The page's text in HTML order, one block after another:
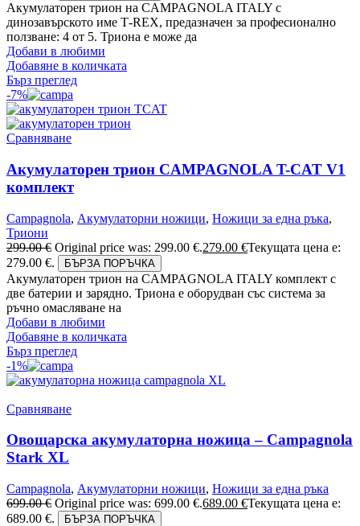
Акумулаторен трион на CAMPAGNOLA ITALY с
динозавърското име Т-REX, предазначен за професионално
ползване: 4 от 5. Триона е може да
Добави в любими
Добавяне в количката
Бърз преглед
-7%
Сравняване
Акумулаторен трион CAMPAGNOLA T-CAT V1
комплект
Campagnola, Акумулаторни ножици, Ножици за една ръка,
Триони
299.00€ Original price was: 299.00 €.279.00 €Текущата цена е:
279.00 €.
БЪРЗА ПОРЪЧКА
Акумулаторен трион на CAMPAGNOLA ITALY комплект с
две батерии и зарядно. Триона е оборудван със система за
ръчно омасляване на
Добави в любими
Добавяне в количката
Бърз преглед
-1%
Сравняване
Овощарска акумулаторна ножица – Campagnola
Stark XL
Campagnola, Акумулаторни ножици, Ножици за една ръка
699.00€ Original price was: 699.00 €.689.00 €Текущата цена е:
689.00 €.
БЪРЗА ПОРЪЧКА